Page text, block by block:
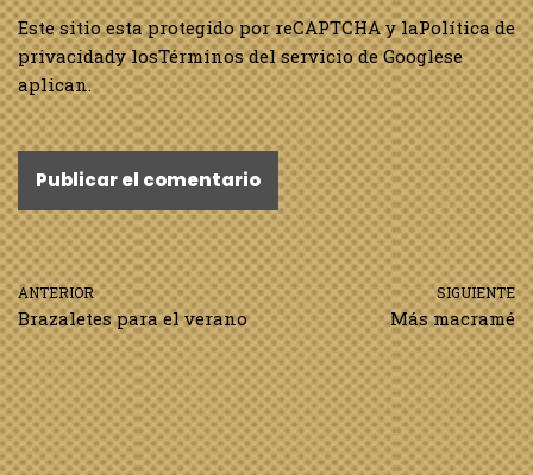
Este sitio esta protegido por reCAPTCHA y laPolítica de
privacidady losTérminos del servicio de Googlese
aplican.
ANTERIOR
Brazaletes para el verano
SIGUIENTE
Más macramé